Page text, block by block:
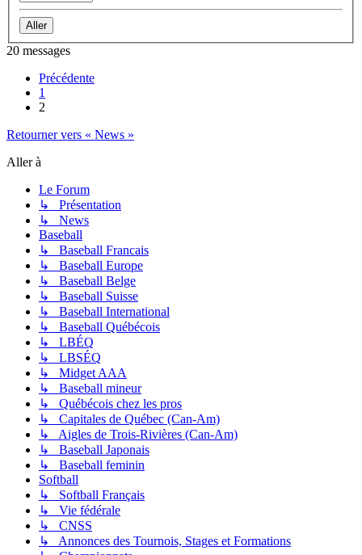
20 messages
Précédente
1
2
Retourner vers « News »
Aller à
Le Forum
↳ Présentation
↳ News
Baseball
↳ Baseball Francais
↳ Baseball Europe
↳ Baseball Belge
↳ Baseball Suisse
↳ Baseball International
↳ Baseball Québécois
↳ LBÉQ
↳ LBSÉQ
↳ Midget AAA
↳ Baseball mineur
↳ Québécois chez les pros
↳ Capitales de Québec (Can-Am)
↳ Aigles de Trois-Rivières (Can-Am)
↳ Baseball Japonais
↳ Baseball feminin
Softball
↳ Softball Français
↳ Vie fédérale
↳ CNSS
↳ Annonces des Tournois, Stages et Formations